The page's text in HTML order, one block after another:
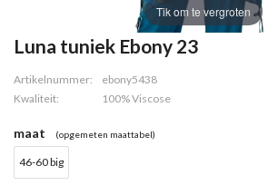
Tik om te vergroten
Luna tuniek Ebony 23
Artikelnummer:
ebony5438
Kwaliteit:
100% Viscose
maat (opgemeten maattabel)
46-60 big